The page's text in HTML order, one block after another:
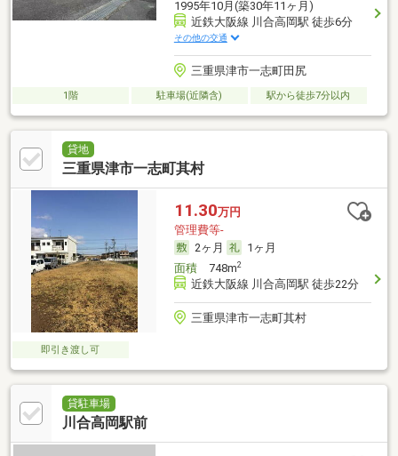
1995年10月(築30年11ヶ月)
近鉄大阪線 川合高岡駅 徒歩6分
その他の交通
三重県津市一志町田尻
1階 駐車場(近隣含) 駅から徒歩7分以内
貸地
三重県津市一志町其村
11.30万円
管理費等-
2ヶ月
1ヶ月
面積748m2
近鉄大阪線 川合高岡駅 徒歩22分
三重県津市一志町其村
即引き渡し可
貸駐車場
川合高岡駅前